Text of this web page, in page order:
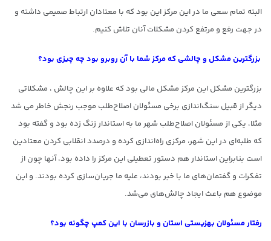
البته تمام سعی ما در این مرکز این بود که با معتادان ارتباط صمیمی داشته و
در جهت رفع و مرتفع کردن مشکلات آنان تلاش کنیم.
بزرگترین مشکل و چالشی که مرکز شما با آن روبرو بود چه چیزی بود؟‌
بزرگترین مشکل این مرکز مشکل مالی بود که علاوه بر این چالش ، مشکلاتی
دیگر از قبیل سنگ‌اندازی برخی مسئولان اصلاح‌طلب موجب رنجش خاطر می شد
مثلا، یکی از مسئولان اصلاح‌طلب شهر ما به استاندار زنگ زده بود و گفته بود
که طلبه‌ای در این شهر، مرکزی راه‌اندازی کرده و درصدد انقلابی کردن معتادین
است بنابراین استاندار هم دستور تعطیلی این مرکز را داده بود، آنها چون از
تفکرات و گفتمان‌های ما با خبر بودند، علیه ما جریان‌سازی کرده بودند. و این
موضوع هم باعث ایجاد چالش‌های می‌شد.
رفتار مسئولان بهزیستی استان و بازرسان با این کمپ چگونه بود؟